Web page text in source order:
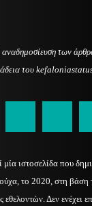
αναδημοσίευση των
άδεια του
ιστοσελίδα που
το 2020, στη βάση
Δεν ενέχει